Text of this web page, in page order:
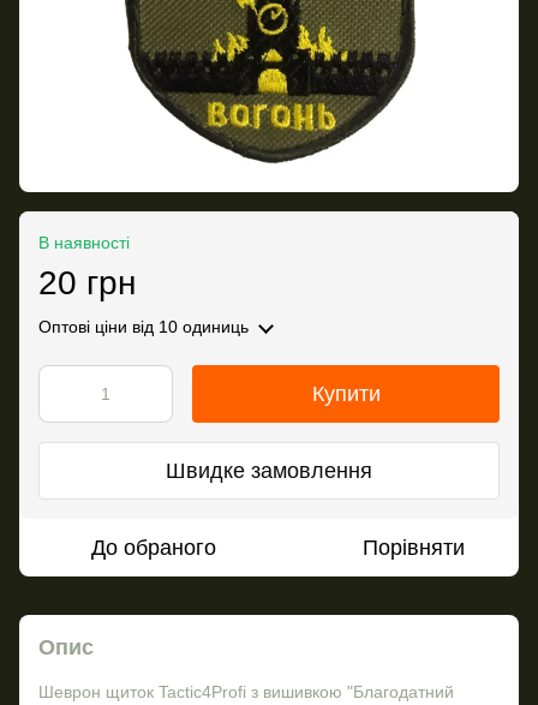
В наявності
20 грн
Оптові ціни від 10 одиниць
Купити
Швидке замовлення
До обраного Порівняти
Опис
Шеврон щиток Tactic4Profi з вишивкою "Благодатний